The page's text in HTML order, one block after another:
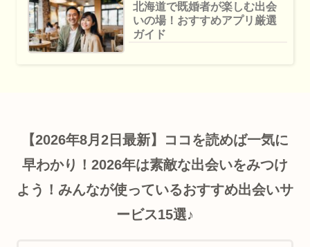
北海道で既婚者が楽しむ出会
いの場！おすすめアプリ厳選
ガイド
【2026年8月2日最新】ココを読めば一気に
早わかり！2026年は素敵な出会いをみつけ
よう！みんなが使っているおすすめ出会いサ
ービス15選♪